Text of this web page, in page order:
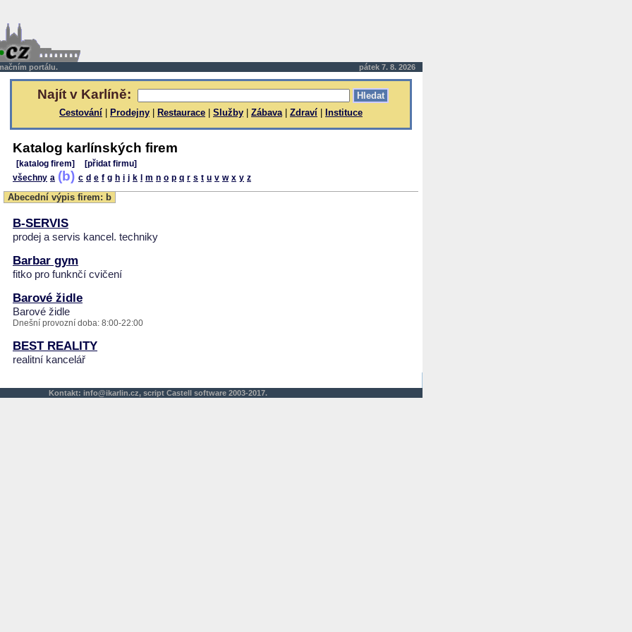
portálu. pátek 7. 8. 2026
Najít v Karlíně:
Cestování Prodejny Restaurace Služby Zábava| Zdraví Instituce
Katalog karlínských firem
[katalog firem]
[přidat firmu]
všechny a (b) c d e f g h i j k m n o p q r s t u v w x y z
Abecední výpis firem: b
B-SERVIS
prodej a servis kancel. techniky
Barbar gym
fitko pro funknčí cvičení
Barové židle
Barové židle
Dnešní provozní doba: 8:00-22:00
BEST REALITY
realitní kancelář
Kontakt: info@ikarlin.cz, script Castell software 2003-2017.